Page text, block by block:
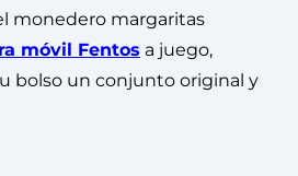
monedero margaritas
móvil Fentos a juego,
bolso un conjunto original y